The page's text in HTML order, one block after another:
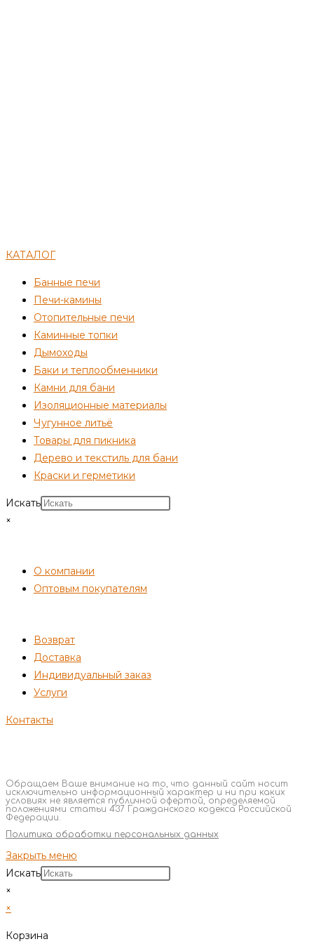
КАТАЛОГ
Банные печи
Печи-камины
Отопительные печи
Каминные топки
Дымоходы
Баки и теплообменники
Камни для бани
Изоляционные материалы
Чугунное литьё
Товары для пикника
Дерево и текстиль для бани
Краски и герметики
Искать
×
О компании
Оптовым покупателям
Возврат
Доставка
Индивидуальный заказ
Услуги
Контакты
Обращаем Ваше внимание на то, что данный сайт носит
исключительно информационный характер и ни при каких
условиях не является публичной офертой, определяемой
положениями статьи 437 Гражданского кодекса Российской
Федерации.
Политика обработки персональных данных
Закрыть меню
Искать
×
×
Корзина